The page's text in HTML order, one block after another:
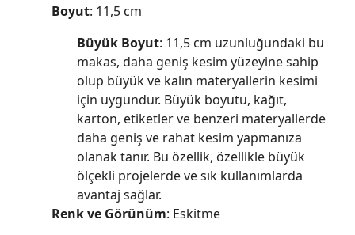
Boyut: 11,5 cm
Büyük Boyut: 11,5 cm uzunluğundaki bu
makas, daha geniş kesim yüzeyine sahip
olup büyük ve kalın materyallerin kesimi
için uygundur. Büyük boyutu, kağıt,
karton, etiketler ve benzeri materyallerde
daha geniş ve rahat kesim yapmanıza
olanak tanır. Bu özellik, özellikle büyük
ölçekli projelerde ve sık kullanımlarda
avantaj sağlar.
Renk ve Görünüm: Eskitme